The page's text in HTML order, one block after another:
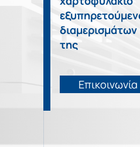
ENG
Επικοινωνία
διαμερισμάτων
της
Επικοινωνία